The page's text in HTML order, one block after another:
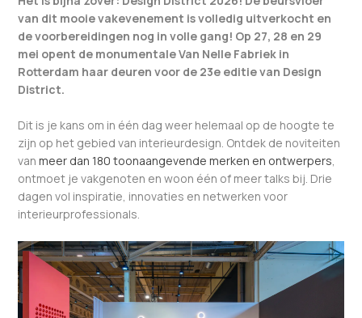
van dit mooie vakevenement is volledig uitverkocht en
de voorbereidingen nog in volle gang! Op 27, 28 en 29
mei opent de monumentale Van Nelle Fabriek in
Rotterdam haar deuren voor de 23e editie van Design
District.
Dit is je kans om in één dag weer helemaal op de hoogte te
zijn op het gebied van interieurdesign. Ontdek de noviteiten
vanmeer dan 180 toonaangevende merken en ontwerpers,
ontmoet je vakgenoten en woon één of meer talks bij. Drie
dagen vol inspiratie, innovaties en netwerken voor
interieurprofessionals.